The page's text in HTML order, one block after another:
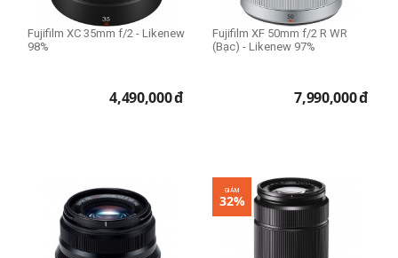
Fujifilm XC 35mm f/2 - Likenew
98%
4,490,000đ
Fujifilm XF 50mm f/2 R WR
(Bạc) - Likenew 97%
7,990,000đ
GIẢM
32%